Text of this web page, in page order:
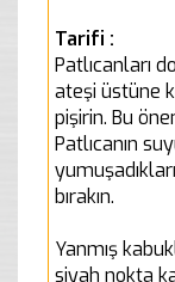
Tarifi :
Patlıcanları
ateşi üstüne
pişirin. Bu
Patlıcanın
bırakın.
Yanmış
siyah nokta